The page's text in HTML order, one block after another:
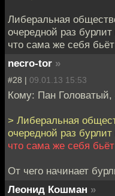
Либеральная
очередной раз
что сама же себя
necro-tor »
#28 | 09.01.13 15:53
Кому: Пан Головатый,
> Либеральная
очередной раз
что сама же себя
От чего начинает
Леонид Кошман »